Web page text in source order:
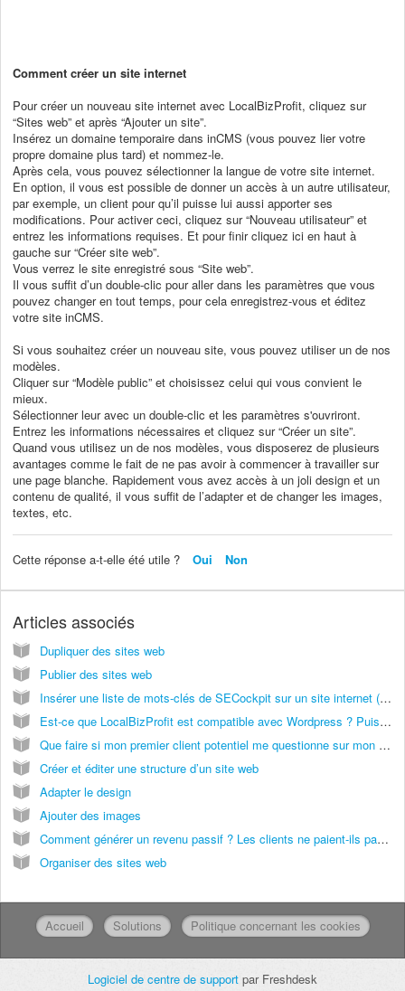
Comment créer un site internet
Pour créer un nouveau site internet avec LocalBizProfit, cliquez sur
“Sites web” et après “Ajouter un site”.
Insérez un domaine temporaire dans inCMS (vous pouvez lier votre
propre domaine plus tard) et nommez-le.
Après cela, vous pouvez sélectionner la langue de votre site internet.
En option, il vous est possible de donner un accès à un autre utilisateur,
par exemple, un client pour qu’il puisse lui aussi apporter ses
modifications. Pour activer ceci, cliquez sur “Nouveau utilisateur” et
entrez les informations requises. Et pour finir cliquez ici en haut à
gauche sur “Créer site web”.
Vous verrez le site enregistré sous “Site web”.
Il vous suffit d’un double-clic pour aller dans les paramètres que vous
pouvez changer en tout temps, pour cela enregistrez-vous et éditez
votre site inCMS.
Si vous souhaitez créer un nouveau site, vous pouvez utiliser un de nos
modèles.
Cliquer sur “Modèle public” et choisissez celui qui vous convient le
mieux.
Sélectionner leur avec un double-clic et les paramètres s'ouvriront.
Entrez les informations nécessaires et cliquez sur “Créer un site”.
Quand vous utilisez un de nos modèles, vous disposerez de plusieurs
avantages comme le fait de ne pas avoir à commencer à travailler sur
une page blanche. Rapidement vous avez accès à un joli design et un
contenu de qualité, il vous suffit de l’adapter et de changer les images,
textes, etc.
Cette réponse a-t-elle été utile ? Oui Non
Articles associés
Dupliquer des sites web
Publier des sites web
Insérer une liste de mots-clés de SECockpit sur un site internet (aperçu)
Est-ce que LocalBizProfit est compatible avec Wordpress ? Puis-je utiliser des plugins Wordpress ?
Que faire si mon premier client potentiel me questionne sur mon expérience en tant que web designer ?
Créer et éditer une structure d’un site web
Adapter le design
Ajouter des images
Comment générer un revenu passif ? Les clients ne paient-ils pas qu'une fois pour leur site ?
Organiser des sites web
Accueil Solutions Politique concernant les cookies
Logiciel de centre de support par Freshdesk